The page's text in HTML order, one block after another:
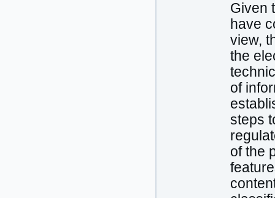
Given
have
view,
the
of
steps
of the